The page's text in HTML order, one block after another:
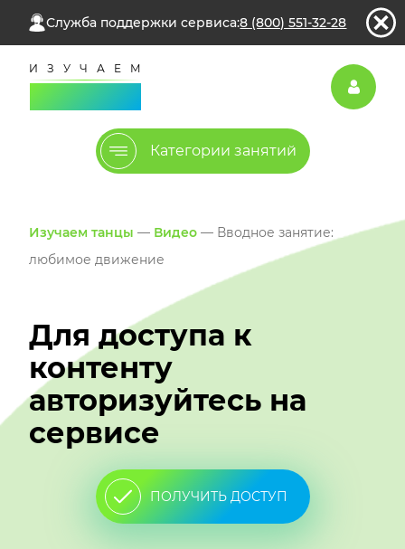
Служба поддержки сервиса:8 (800) 551-32-28
Категории занятий
Изучаем танцы — Видео — Вводное занятие:
любимое движение
Для доступа к
контенту
авторизуйтесь на
сервисе
ПОЛУЧИТЬ ДОСТУП